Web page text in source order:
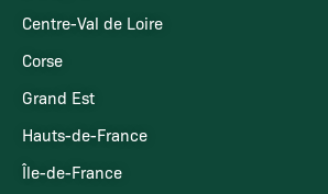
Centre-Val de Loire
Corse
Grand Est
Hauts-de-France
Île-de-France